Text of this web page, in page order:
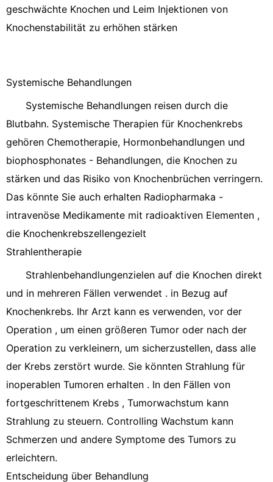
geschwächte Knochen und Leim Injektionen von
Knochenstabilität zu erhöhen stärken
Systemische Behandlungen
Systemische Behandlungen reisen durch die
Blutbahn. Systemische Therapien für Knochenkrebs
gehören Chemotherapie, Hormonbehandlungen und
biophosphonates - Behandlungen, die Knochen zu
stärken und das Risiko von Knochenbrüchen verringern.
Das könnte Sie auch erhalten Radiopharmaka -
intravenöse Medikamente mit radioaktiven Elementen ,
die Knochenkrebszellengezielt
Strahlentherapie
Strahlenbehandlungenzielen auf die Knochen direkt
und in mehreren Fällen verwendet . in Bezug auf
Knochenkrebs. Ihr Arzt kann es verwenden, vor der
Operation , um einen größeren Tumor oder nach der
Operation zu verkleinern, um sicherzustellen, dass alle
der Krebs zerstört wurde. Sie könnten Strahlung für
inoperablen Tumoren erhalten . In den Fällen von
fortgeschrittenem Krebs , Tumorwachstum kann
Strahlung zu steuern. Controlling Wachstum kann
Schmerzen und andere Symptome des Tumors zu
erleichtern.
Entscheidung über Behandlung